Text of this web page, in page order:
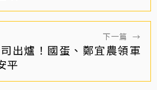
下一篇 →
出爐！國蛋、鄭宜農領軍
平